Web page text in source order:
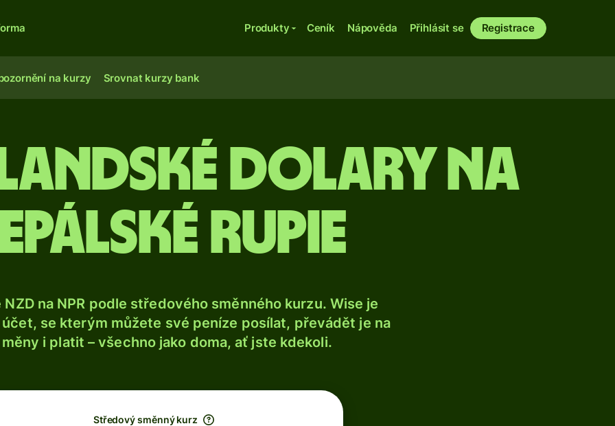
Produkty Ceník Nápověda Přihlásit se Registrace
na kurzy Srovnat kurzy bank
dolary na
rupie
na NPR podle středového směnného kurzu. Wise je
se kterým můžete své peníze posílat, převádět je na
i platit – všechno jako doma, ať jste kdekoli.
Středový směnný kurz